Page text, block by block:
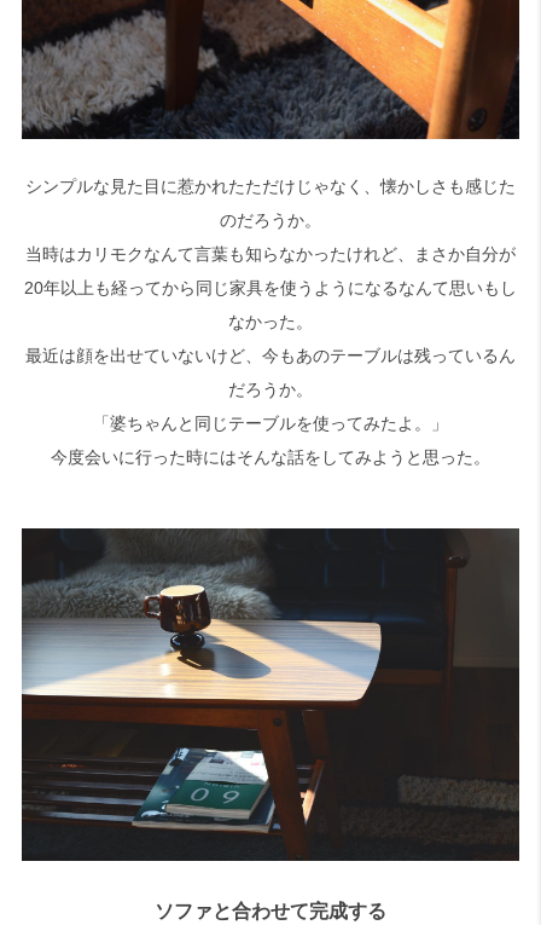
シンプルな見た目に惹かれたただけじゃなく、懐かしさも感じた
のだろうか。
当時はカリモクなんて言葉も知らなかったけれど、まさか自分が
20年以上も経ってから同じ家具を使うようになるなんて思いもし
なかった。
最近は顔を出せていないけど、今もあのテーブルは残っているん
だろうか。
「婆ちゃんと同じテーブルを使ってみたよ。」
今度会いに行った時にはそんな話をしてみようと思った。
ソファと合わせて完成する